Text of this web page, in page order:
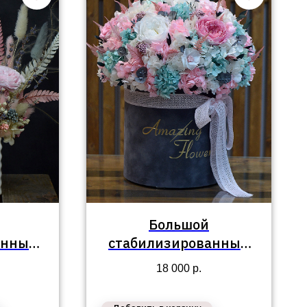
№75
Большой
стабилизированный
букет в коробке №67
18 000 р.